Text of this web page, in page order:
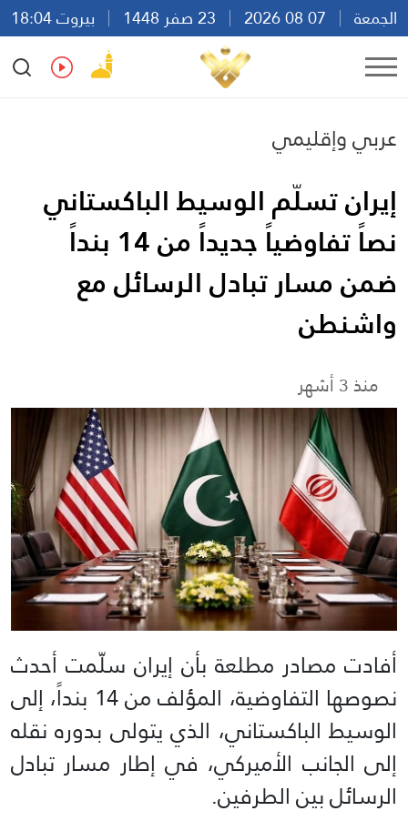
الجمعة
بيروت 18:04
Ar
En Fr Es
عربي وإقليمي
إيران تسلّم الوسيط الباكستاني
نصاً تفاوضياً جديداً من 14 بنداً
ضمن مسار تبادل الرسائل مع
واشنطن
منذ 3 أشهر
أفادت مصادر مطلعة بأن إيران سلّمت أحدث
نصوصها التفاوضية، المؤلف من 14 بنداً، إلى
الوسيط الباكستاني، الذي يتولى بدوره نقله
إلى الجانب الأميركي، في إطار مسار تبادل
الرسائل بين الطرفين.